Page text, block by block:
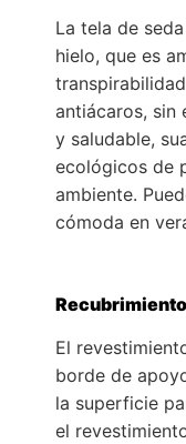
La tela de
hielo, que es
antiácaros, sin
y saludable,
ecológicos de
ambiente.
cómoda en
El
borde de
la superficie
el